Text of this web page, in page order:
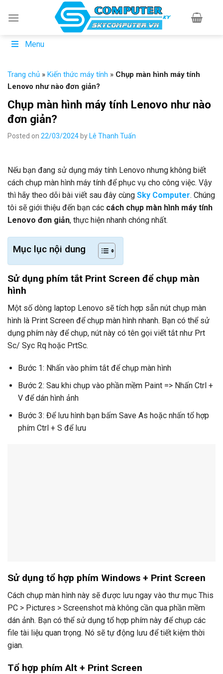
Menu
Trang chủ » Kiến thức máy tính » Chụp màn hình máy tính
Lenovo như nào đơn giản?
Chụp màn hình máy tính Lenovo như nào
đơn giản?
Posted on 22/03/2024 by Lê Thanh Tuấn
Nếu bạn đang sử dụng máy tính Lenovo nhưng không biết
cách chụp màn hình máy tính để phục vụ cho công việc. Vậy
thì hãy theo dõi bài viết sau đây cùng Sky Computer. Chúng
tôi sẽ giới thiệu đến bạn các cách chụp màn hình máy tính
Lenovo đơn giản, thực hiện nhanh chóng nhất.
Mục lục nội dung
Sử dụng phím tắt Print Screen để chụp màn
hình
Một số dòng laptop Lenovo sẽ tích hợp sẵn nút chụp màn
hình là Print Screen để chụp màn hình nhanh. Bạn có thể sử
dụng phím này để chụp, nút này có tên gọi viết tắt như Prt
Sc/ Syc Rq hoặc PrtSc.
Bước 1: Nhấn vào phím tắt để chụp màn hình
Bước 2: Sau khi chụp vào phần mềm Paint => Nhấn Ctrl +
V để dán hình ảnh
Bước 3: Để lưu hình bạn bấm Save As hoặc nhấn tổ hợp
phím Ctrl + S để lưu
Sử dụng tổ hợp phím Windows + Print Screen
Cách chụp màn hình này sẽ được lưu ngay vào thư mục This
PC > Pictures > Screenshot mà không cần qua phần mềm
dán ảnh. Bạn có thể sử dụng tổ hợp phím này để chụp các
file tài liệu quan trọng. Nó sẽ tự động lưu để tiết kiệm thời
gian.
Tổ hợp phím Alt + Print Screen